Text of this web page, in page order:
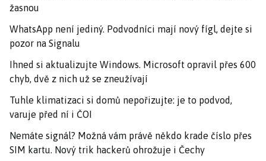
žasnou
WhatsApp není jediný. Podvodníci mají nový fígl, dejte si
pozor na Signalu
Ihned si aktualizujte Windows. Microsoft opravil přes 600
chyb, dvě z nich už se zneužívají
Tuhle klimatizaci si domů nepořizujte: je to podvod,
varuje před ní i ČOI
Nemáte signál? Možná vám právě někdo krade číslo přes
SIM kartu. Nový trik hackerů ohrožuje i Čechy